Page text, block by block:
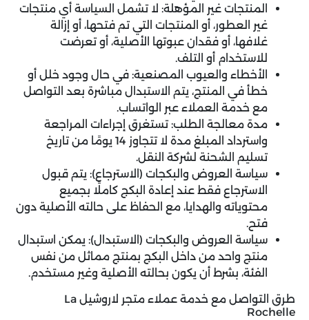
المنتجات غير المؤهلة: لا تشمل السياسة أي منتجات
غير العطور، أو المنتجات التي تم فتحها، أو إزالة
غلافها، أو فقدان عبوتها الأصلية، أو تعرضت
للاستخدام أو التلف.
الأخطاء والعيوب المصنعية: في حال وجود خلل أو
خطأ في المنتج، يتم الاستبدال مباشرة بعد التواصل
مع خدمة العملاء عبر الواتساب.
مدة معالجة الطلب: تستغرق إجراءات المراجعة
واسترداد المبلغ مدة لا تتجاوز 14 يومًا من تاريخ
تسليم الشحنة لشركة النقل.
سياسة العروض والبكجات (الاسترجاع): يتم قبول
الاسترجاع فقط عند إعادة البكج كاملًا بجميع
محتوياته والهدايا، مع الحفاظ على حالته الأصلية دون
فتح.
سياسة العروض والبكجات (الاستبدال): يمكن استبدال
منتج واحد من داخل البكج بمنتج مماثل من نفس
الفئة، بشرط أن يكون بحالته الأصلية وغير مستخدم.
طرق التواصل مع خدمة عملاء متجر لاروشيل La
Rochelle